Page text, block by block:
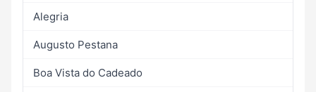
Alegria
Augusto Pestana
Boa Vista do Cadeado